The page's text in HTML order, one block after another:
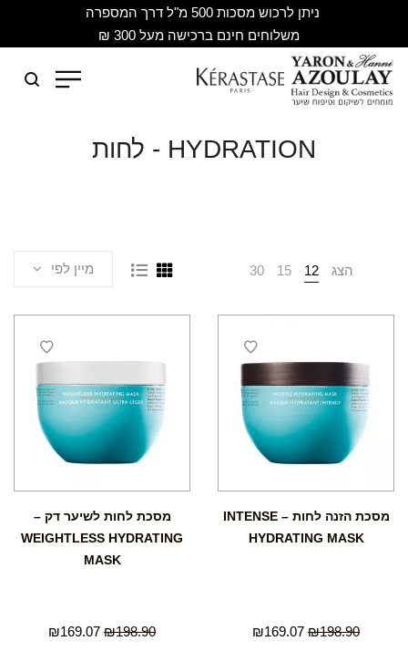
ניתן לרכוש מסכות 500 מ"ל דרך המספרה
משלוחים חינם ברכישה מעל 300 ₪
HYDRATION - לחות
הצג 12
15
30 מיין לפי
מסכת הזנה לחות – INTENSE
HYDRATING MASK
₪198.90
₪169.07
מסכת לחות לשיער דק –
WEIGHTLESS HYDRATING
MASK
₪198.90
₪169.07